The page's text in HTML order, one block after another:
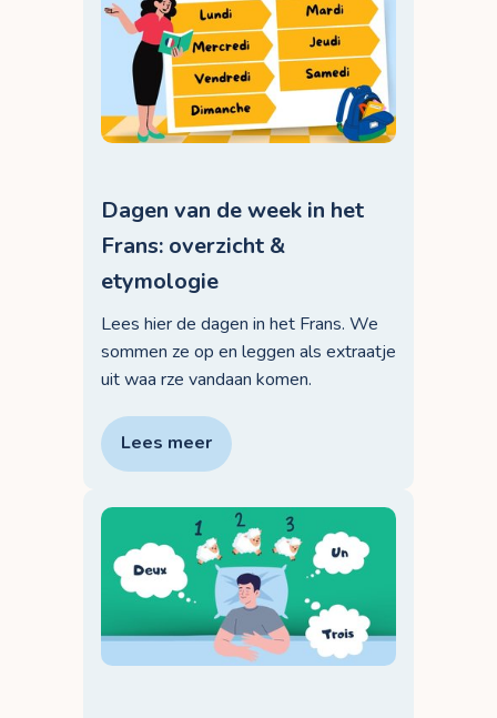
Dagen van de week in het
Frans: overzicht &
etymologie
Lees hier de dagen in het Frans. We
sommen ze op en leggen als extraatje
uit waa rze vandaan komen.
Lees meer